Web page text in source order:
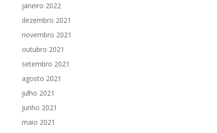
janeiro 2022
dezembro 2021
novembro 2021
outubro 2021
setembro 2021
agosto 2021
julho 2021
junho 2021
maio 2021